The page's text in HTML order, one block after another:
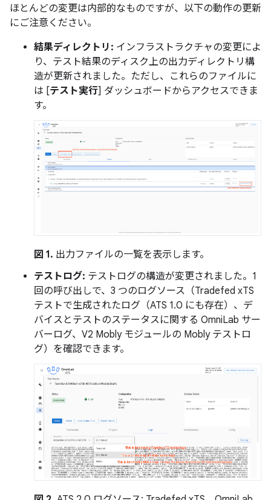
ほとんどの変更は内部的なものですが、以下の動作の更新
にご注意ください。
結果ディレクトリ: インフラストラクチャの変更によ
り、テスト結果のディスク上の出力ディレクトリ構
造が更新されました。ただし、これらのファイルに
は [テスト実行] ダッシュボードからアクセスできま
す。
図 1. 出力ファイルの一覧を表示します。
テストログ: テストログの構造が変更されました。1
回の呼び出しで、3 つのログソース（Tradefed xTS
テストで生成されたログ（ATS 1.0 にも存在）、デ
バイスとテストのステータスに関する OmniLab サー
バーログ、V2 Mobly モジュールの Mobly テストロ
グ）を確認できます。